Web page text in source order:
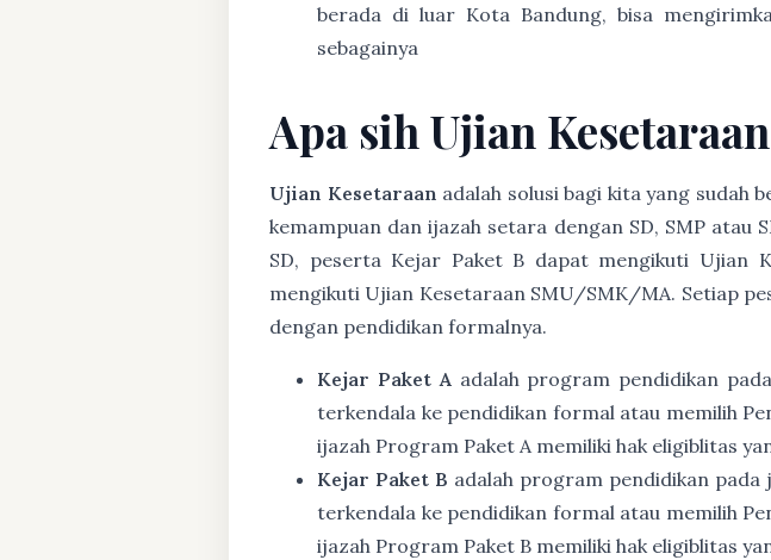
berada di luar Kota Bandung, bisa
sebagainya
Apa sih Ujian
Ujian Kesetaraan adalah solusi bagi kita yang sudah
kemampuan dan ijazah setara dengan SD, SMP
SD, peserta Kejar Paket B dapat mengikuti Ujian
mengikuti Ujian Kesetaraan SMU/SMK/MA. Setiap
dengan pendidikan formalnya.
Kejar Paket A adalah program pendidikan
terkendala ke pendidikan formal atau memilih
ijazah Program Paket A memiliki hak eligiblitas
Kejar Paket B adalah program pendidikan
terkendala ke pendidikan formal atau memilih
ijazah Program Paket B memiliki hak eligiblitas